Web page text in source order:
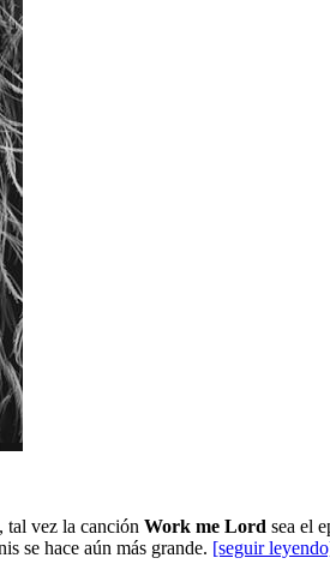
tal vez la canción Work me Lord sea el
se hace aún más grande. [seguir